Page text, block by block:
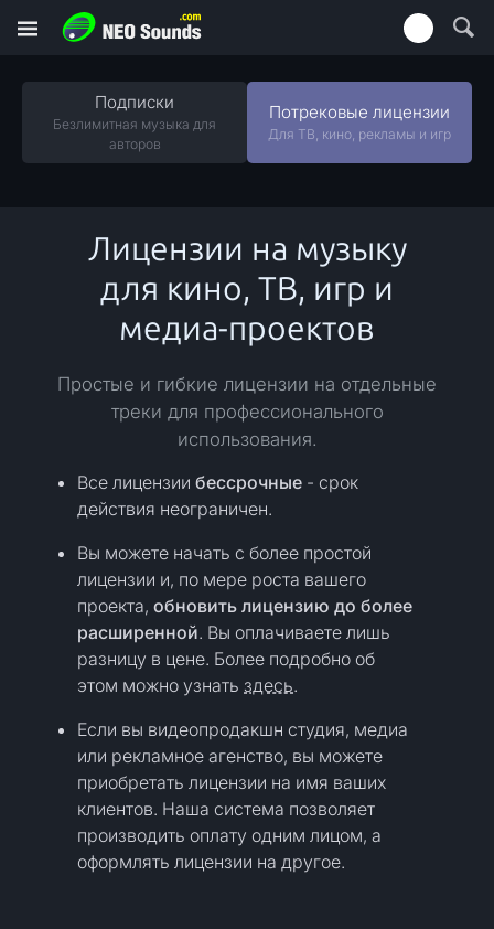
Подписки
Безлимитная музыка для
авторов
Потрековые лицензии
Для ТВ, кино, рекламы и игр
Лицензии на музыку
для кино, ТВ, игр и
медиа-проектов
Простые и гибкие лицензии на отдельные
треки для профессионального
использования.
Все лицензии бессрочные - срок
действия неограничен.
Вы можете начать с более простой
лицензии и, по мере роста вашего
проекта, обновить лицензию до более
расширенной. Вы оплачиваете лишь
разницу в цене. Более подробно об
этом можно узнать здесь.
Если вы видеопродакшн студия, медиа
или рекламное агенство, вы можете
приобретать лицензии на имя ваших
клиентов. Наша система позволяет
производить оплату одним лицом, а
оформлять лицензии на другое.